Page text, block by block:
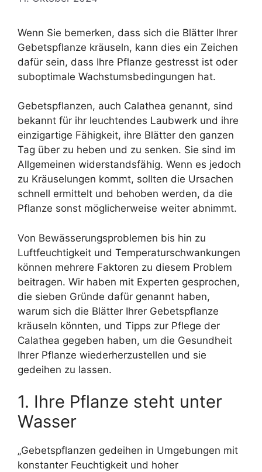
Wenn Sie bemerken, dass sich die Blätter Ihrer
Gebetspflanze kräuseln, kann dies ein Zeichen
dafür sein, dass Ihre Pflanze gestresst ist oder
suboptimale Wachstumsbedingungen hat.
Gebetspflanzen, auch Calathea genannt, sind
bekannt für ihr leuchtendes Laubwerk und ihre
einzigartige Fähigkeit, ihre Blätter den ganzen
Tag über zu heben und zu senken. Sie sind im
Allgemeinen widerstandsfähig. Wenn es jedoch
zu Kräuselungen kommt, sollten die Ursachen
schnell ermittelt und behoben werden, da die
Pflanze sonst möglicherweise weiter abnimmt.
Von Bewässerungsproblemen bis hin zu
Luftfeuchtigkeit und Temperaturschwankungen
können mehrere Faktoren zu diesem Problem
beitragen. Wir haben mit Experten gesprochen,
die sieben Gründe dafür genannt haben,
warum sich die Blätter Ihrer Gebetspflanze
kräuseln könnten, und Tipps zur Pflege der
Calathea gegeben haben, um die Gesundheit
Ihrer Pflanze wiederherzustellen und sie
gedeihen zu lassen.
1. Ihre Pflanze steht unter
Wasser
„Gebetspflanzen gedeihen in Umgebungen mit
konstanter Feuchtigkeit und hoher